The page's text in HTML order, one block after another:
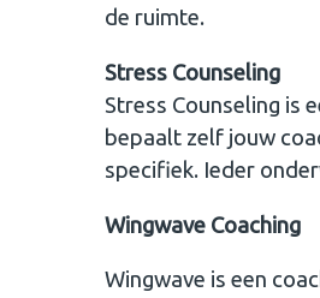
de ruimte.
Stress Counseling
Stress Counseling is
bepaalt zelf jouw
specifiek. Ieder
Wingwave Coaching
Wingwave is een